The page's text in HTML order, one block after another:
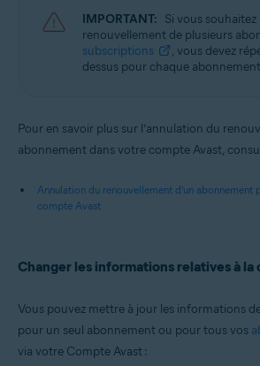
IMPORTANT: Si vous souhaitez
renouvellement de plusieurs
subscriptions
, vous devez
dessus pour chaque
Pour en savoir plus sur l’annulation du
abonnement dans votre compte Avast,
Annulation du renouvellement d’un abonnement
compte Avast
Changer les informations relatives à
Vous pouvez mettre à jour les informations
pour un seul abonnement ou pour tous vos
via votre Compte Avast :